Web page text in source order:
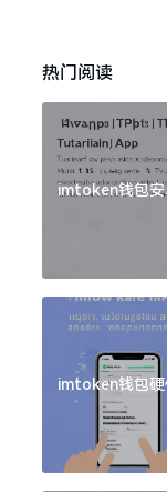
热门阅读
imtoken钱包安
imtoken钱包硬